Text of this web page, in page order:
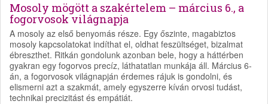
Mosoly mögött a szakértelem – március 6., a
fogorvosok világnapja
A mosoly az első benyomás része. Egy őszinte, magabiztos
mosoly kapcsolatokat indíthat el, oldhat feszültséget, bizalmat
ébreszthet. Ritkán gondolunk azonban bele, hogy a háttérben
gyakran egy fogorvos precíz, láthatatlan munkája áll. Március 6-
án, a fogorvosok világnapján érdemes rájuk is gondolni, és
elismerni azt a szakmát, amely egyszerre kíván orvosi tudást,
technikai precizitást és empátiát.